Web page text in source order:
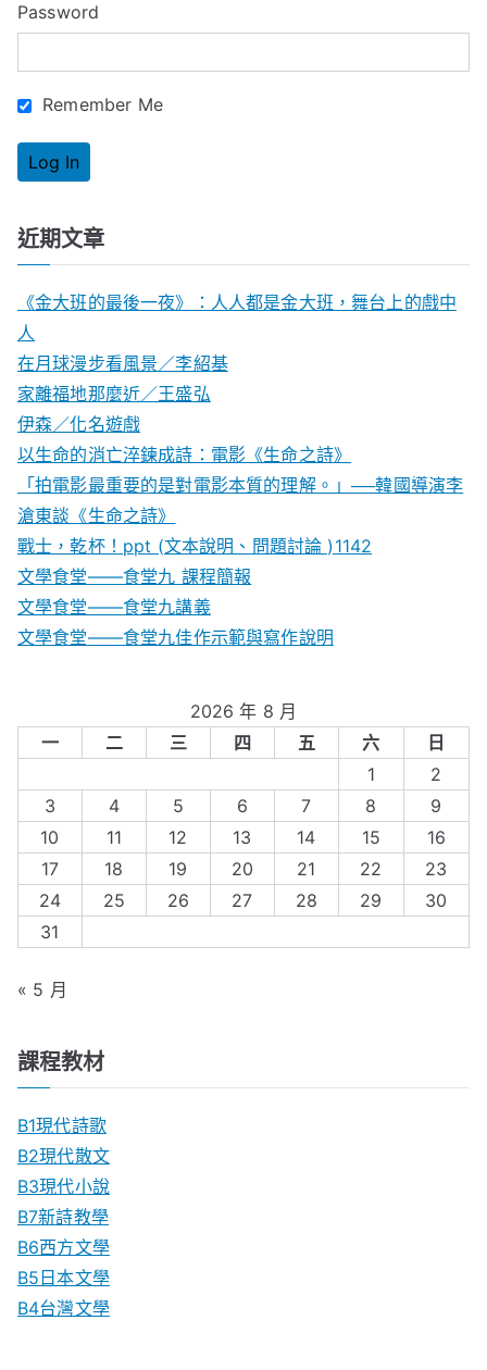
r
Password
Remember Me
近期文章
《金大班的最後一夜》：人人都是金大班，舞台上的戲中
人
在月球漫步看風景／李紹基
家離福地那麼近／王盛弘
伊森／化名遊戲
以生命的消亡淬鍊成詩：電影《生命之詩》
「拍電影最重要的是對電影本質的理解。」──韓國導演李
滄東談《生命之詩》
戰士，乾杯！ppt (文本說明、問題討論 )1142
文學食堂——食堂九 課程簡報
文學食堂――食堂九講義
文學食堂——食堂九佳作示範與寫作說明
2026 年 8 月
一
二 三 四 五 六
日
1
2
3
4 5 6 7 8
9
10
11 12 13 14 15
16
17
18 19 20 21 22
23
24
25 26 27 28 29
30
31
« 5 月
課程教材
B1現代詩歌
B2現代散文
B3現代小說
B7新詩教學
B6西方文學
B5日本文學
B4台灣文學